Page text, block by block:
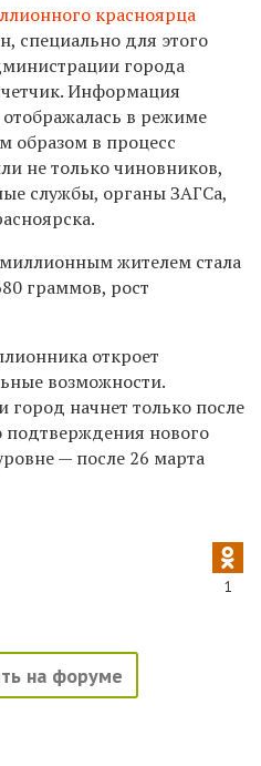
красноярца
специально для этого
города
Информация
в режиме
образом в процесс
не только чиновников,
службы, органы ЗАГСа,
миллионным жителем стала
граммов, рост
откроет
возможности.
начнет только после
подтверждения нового
— после 26 марта
1
на форуме